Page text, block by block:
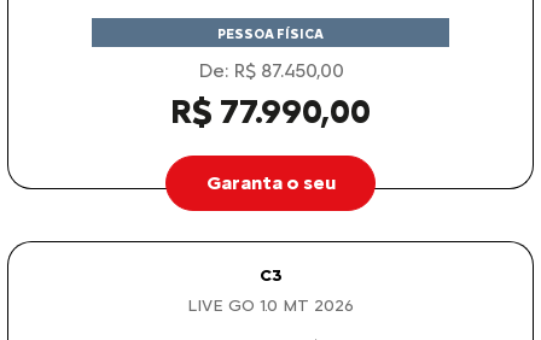
PESSOA FÍSICA
De: R$ 87.450,00
R$ 77.990,00
Garanta o seu
C3
LIVE GO 1.0 MT 2026